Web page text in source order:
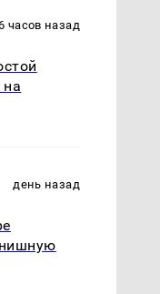
часов назад
на
день назад